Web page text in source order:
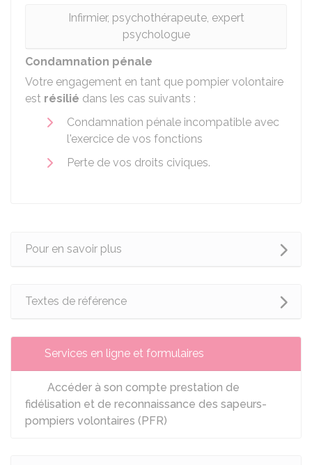
Infirmier, psychothérapeute, expert
psychologue
Condamnation pénale
Votre engagement en tant que pompier volontaire
est résilié dans les cas suivants :
Condamnation pénale incompatible avec
l'exercice de vos fonctions
Perte de vos droits civiques.
Pour en savoir plus
Textes de référence
Services en ligne et formulaires
Accéder à son compte prestation de
fidélisation et de reconnaissance des sapeurs-
pompiers volontaires (PFR)